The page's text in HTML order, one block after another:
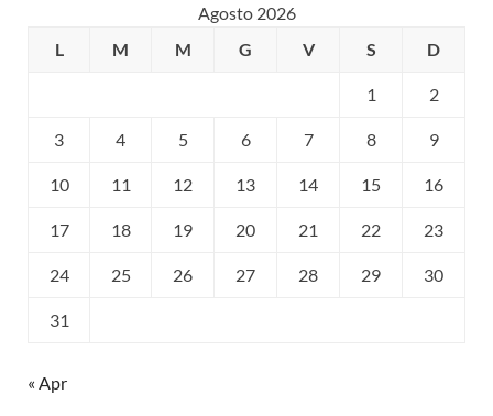
Agosto 2026
L
M M G V S D
1 2
3 4 5 6 7 8 9
10 11 12 13 14 15 16
17 18 19 20 21 22 23
24 25 26 27 28 29 30
31
« Apr